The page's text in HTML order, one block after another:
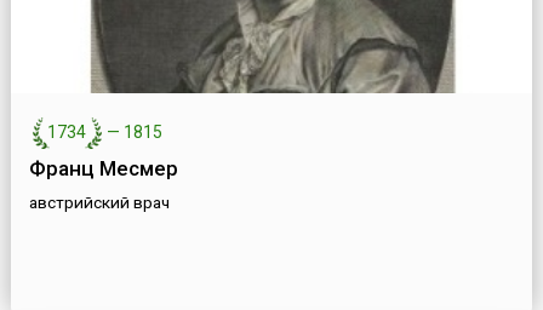
1734 — 1815
Франц Месмер
австрийский врач